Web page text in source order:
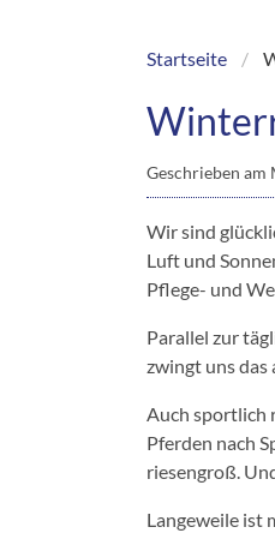
Startseite
Geschrieben am
Wir sind
Luft und
Pflege- und
Parallel zur
zwingt uns
Auch sportlich
Pferden nach
riesengroß.
Langeweile ist